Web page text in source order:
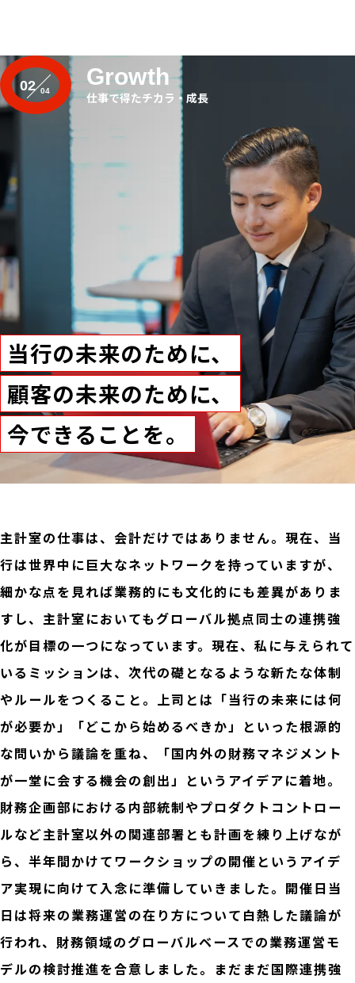
02 Growth
仕事で得たチカラ・成長
当行の未来のために、
顧客の未来のために、
今できることを。
主計室の仕事は、会計だけではありません。現在、当
行は世界中に巨大なネットワークを持っていますが、
細かな点を見れば業務的にも文化的にも差異がありま
すし、主計室においてもグローバル拠点同士の連携強
化が目標の一つになっています。現在、私に与えられて
いるミッションは、次代の礎となるような新たな体制
やルールをつくること。上司とは「当行の未来には何
が必要か」「どこから始めるべきか」といった根源的
な問いから議論を重ね、「国内外の財務マネジメント
が一堂に会する機会の創出」というアイデアに着地。
財務企画部における内部統制やプロダクトコントロー
ルなど主計室以外の関連部署とも計画を練り上げなが
ら、半年間かけてワークショップの開催というアイデ
ア実現に向けて入念に準備していきました。開催日当
日は将来の業務運営の在り方について白熱した議論が
行われ、財務領域のグローバルベースでの業務運営モ
デルの検討推進を合意しました。まだまだ国際連携強